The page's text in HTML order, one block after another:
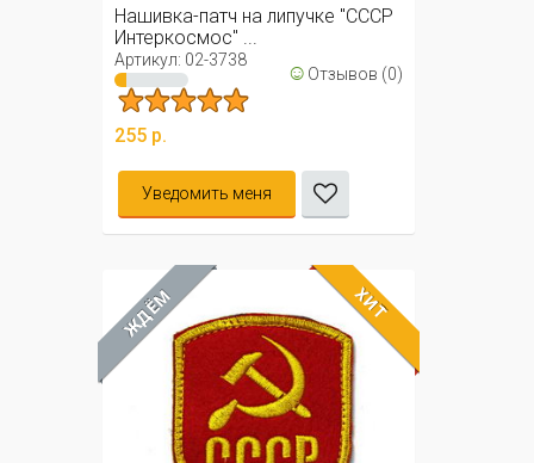
Нашивка-патч на липучке "СССР
Интеркосмос" ...
Артикул: 02-3738 ☺ Отзывов (0)
255 р.
Уведомить меня
ЖДЁМ ХИТ